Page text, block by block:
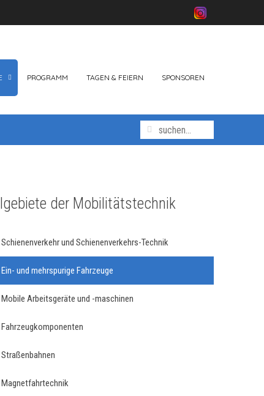
PROGRAMM TAGEN & FEIERN SPONSOREN
der Mobilitätstechnik
Schienenverkehr und Schienenverkehrs-Technik
Ein- und mehrspurige Fahrzeuge
Mobile Arbeitsgeräte und -maschinen
Fahrzeugkomponenten
Straßenbahnen
Magnetfahrtechnik